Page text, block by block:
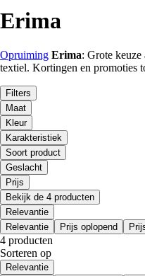
Erima
Opruiming Erima: Grote keuze
textiel. Kortingen en promoties
Filters
Maat
Kleur
Karakteristiek
Soort product
Geslacht
Prijs
Bekijk de 4 producten
Relevantie
Relevantie
Prijs oplopend
4 producten
Sorteren op
Relevantie